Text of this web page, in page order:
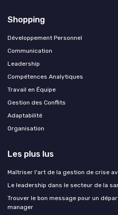
Shopping
Développement Personnel
Communication
Leadership
Compétences Analytiques
Travail en Équipe
Gestion des Conflits
Adaptabilité
Organisation
Les plus lus
Maîtriser l'art de la gestion de crise
Le leadership dans le secteur de la
Trouver le bon message pour un
manager